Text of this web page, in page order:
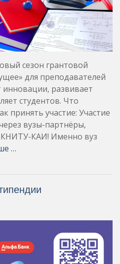
сезон грантовой
для преподавателей
инновации, развивает
студентов. Что
принять участие: Участие
вузы-партнёры,
КАИ! Именно вуз
…